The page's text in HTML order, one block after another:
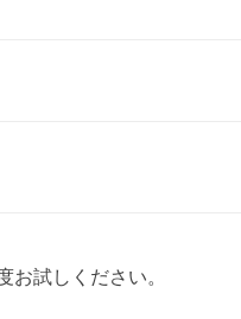
お試しください。